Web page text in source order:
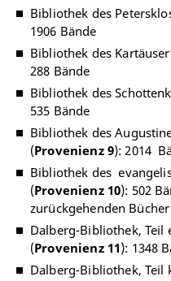
Bibliothek des
1906 Bände
Bibliothek des
288 Bände
Bibliothek des
535 Bände
Bibliothek des
(Provenienz 9): 2014
Bibliothek des
(Provenienz 10): 502
zurückgehenden Bücher
Dalberg-Bibliothek, Teil
(Provenienz 11): 1348
Dalberg-Bibliothek, Teil